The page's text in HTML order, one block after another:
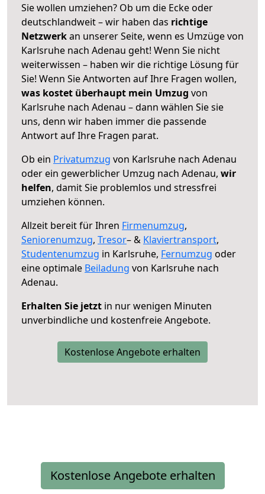
Sie wollen umziehen? Ob um die Ecke oder
deutschlandweit – wir haben das richtige
Netzwerkan unserer Seite, wenn es Umzüge von
Karlsruhe nach Adenau geht! Wenn Sie nicht
weiterwissen – haben wir die richtige Lösung für
Sie! Wenn Sie Antworten auf Ihre Fragen wollen,
was kostet überhaupt mein Umzug von
Karlsruhe nach Adenau – dann wählen Sie sie
uns, denn wir haben immer die passende
Antwort auf Ihre Fragen parat.
Ob ein Privatumzug von Karlsruhe nach Adenau
oder ein gewerblicher Umzug nach Adenau, wir
helfen, damit Sie problemlos und stressfrei
umziehen können.
Allzeit bereit für Ihren Firmenumzug,
Seniorenumzug, Tresor– & Klaviertransport,
Studentenumzug in Karlsruhe, Fernumzug oder
eine optimale Beiladung von Karlsruhe nach
Adenau.
Erhalten Sie jetzt in nur wenigen Minuten
unverbindliche und kostenfreie Angebote.
Kostenlose Angebote erhalten
Kostenlose Angebote erhalten